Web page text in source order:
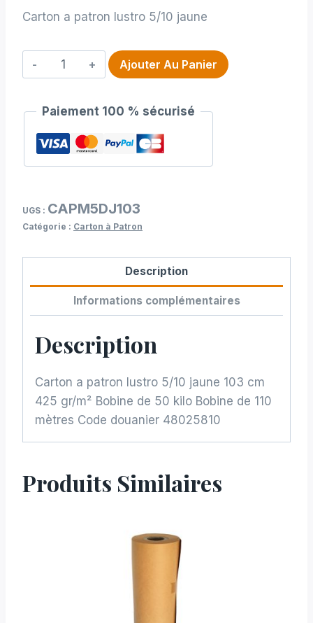
Carton a patron lustro 5/10 jaune
quantité
de
a
patron
lustro
110
Mètres
Ajouter Au Panier
Paiement 100 % sécurisé
UGS : CAPM5DJ103
Catégorie : Carton à Patron
Description
Informations complémentaires
Description
Carton a patron lustro 5/10 jaune 103 cm
425 gr/m² Bobine de 50 kilo Bobine de 110
mètres Code douanier 48025810
Produits Similaires